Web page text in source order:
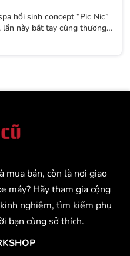
hồi sinh concept “Pic Nic”
lần này bắt tay cùng thương
mua bán, còn là nơi giao
máy? Hãy tham gia cộng
nghiệm, tìm kiếm phụ
bạn cùng sở thích.